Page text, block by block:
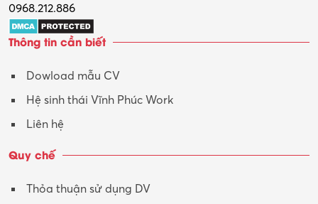
Trợ lý
Tư vấn
Tư vấn – Kiến trúc
0968.212.886
Thông tin cần biết
Dowload mẫu CV
Hệ sinh thái Vĩnh Phúc Work
Liên hệ
Quy chế
Thỏa thuận sử dụng DV